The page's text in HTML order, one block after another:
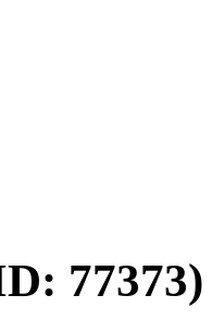
77373)